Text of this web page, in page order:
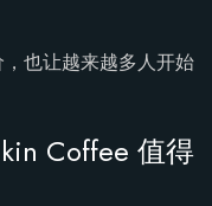
也让越来越多人开始
Coffee 值得